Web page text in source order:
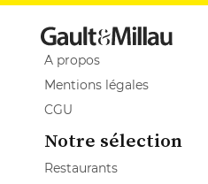
A propos
Mentions légales
CGU
Notre sélection
Restaurants